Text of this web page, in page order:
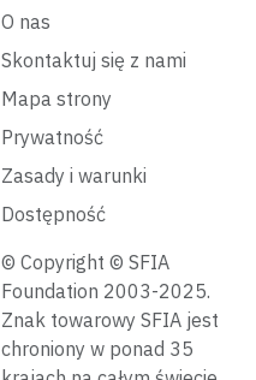
O nas
Skontaktuj się z nami
Mapa strony
Prywatność
Zasady i warunki
Dostępność
© Copyright © SFIA
Foundation 2003-2025.
Znak towarowy SFIA jest
chroniony w ponad 35